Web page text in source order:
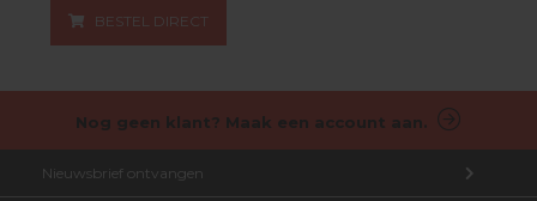
BESTEL DIRECT
Nog geen klant? Maak een account aan.
Nieuwsbrief ontvangen